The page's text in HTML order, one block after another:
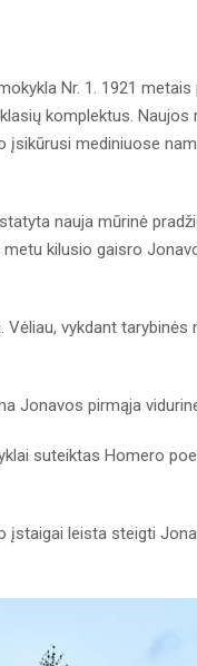
Nr. 1. 1921 metais
komplektus. Naujos
įsikūrusi mediniuose
nauja mūrinė
kilusio gaisro
vykdant tarybinės
Jonavos pirmąja
suteiktas Homero
įstaigai leista steigti